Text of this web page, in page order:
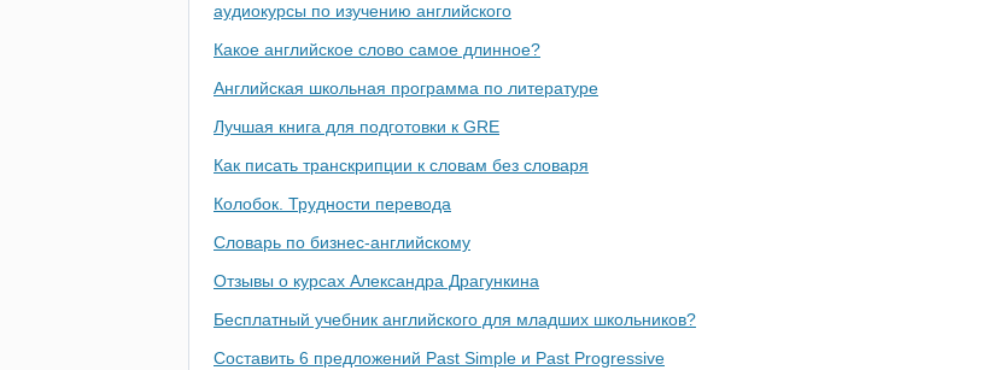
аудиокурсы по изучению английского
Какое английское слово самое длинное?
Английская школьная программа по литературе
Лучшая книга для подготовки к GRE
Как писать транскрипции к словам без словаря
Колобок. Трудности перевода
Словарь по бизнес-английскому
Отзывы о курсах Александра Драгункина
Бесплатный учебник английского для младших школьников?
Составить 6 предложений Past Simple и Past Progressive